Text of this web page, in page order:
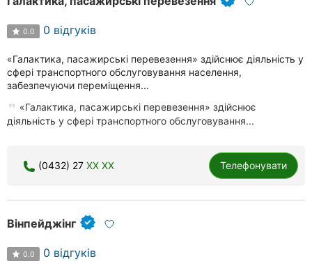
0.0 0 відгуків
«Галактика, пасажирські перевезення» здійснює діяльність у
сфері транспортного обслуговування населення,
забезпечуючи переміщення...
«Галактика, пасажирські перевезення» здійснює
діяльність у сфері транспортного обслуговування...
(0432) 27 XX XX Телефонувати
Вінпейджінг
0.0 0 відгуків